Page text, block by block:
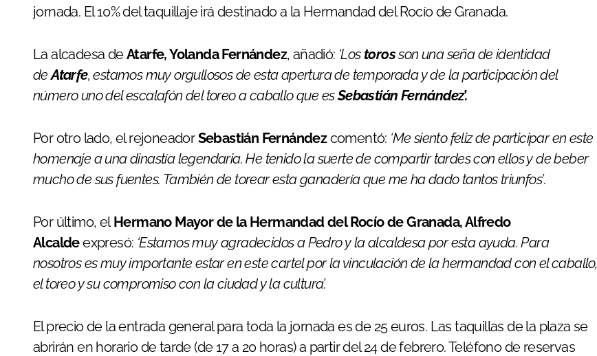
jornada. El 10% del taquillaje irá destinado a la Hermandad del Rocío de Granada.
La alcadesa deAtarfe, Yolanda Fernández, añadió: ‘Los torosson una seña de identidad
deAtarfe, estamos muy orgullosos de esta apertura de temporada y de la participación del
número uno del escalafón del toreo a caballo que esSebastián Fernández’.
Por otro lado, el rejoneadorSebastián Fernándezcomentó: ‘Me siento feliz de participar en este
homenaje a una dinastía legendaria. He tenido la suerte de compartir tardes con ellos y de beber
mucho de sus fuentes. También de torear esta ganadería que me ha dado tantos triunfos’.
Por último, elHermano Mayor de la Hermandad del Rocío de Granada, Alfredo
Alcaldeexpresó: ‘Estamos muy agradecidos a Pedro y la alcaldesa por esta ayuda. Para
nosotros es muy importante estar en este cartel por la vinculación de la hermandad con el caballo,
el toreo y su compromiso con la ciudad y la cultura’.
El precio de la entrada general para toda la jornada es de 25 euros. Las taquillas de la plaza se
abrirán en horario de tarde (de 17 a 20 horas) a partir del 24 de febrero. Teléfono de reservas